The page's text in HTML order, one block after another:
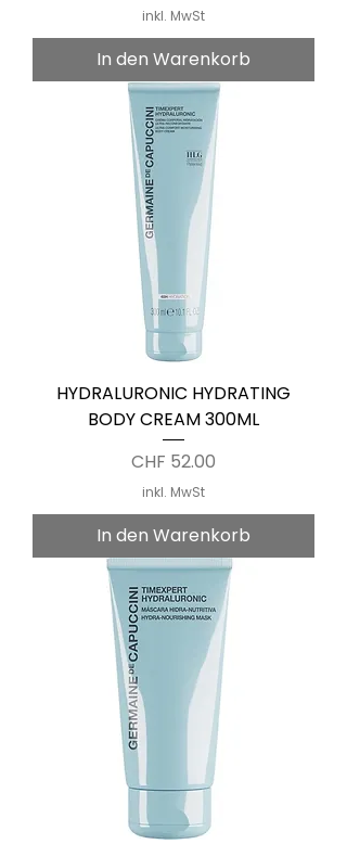
inkl. MwSt
In den Warenkorb
HYDRALURONIC HYDRATING
BODY CREAM 300ML
Preis
CHF 52.00
inkl. MwSt
In den Warenkorb